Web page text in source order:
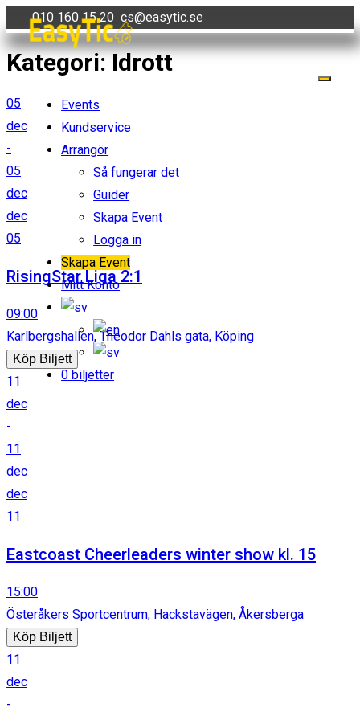
Skip
content
010 160 15 20 cs@easytic.se
Events
Kundservice
Arrangör
Så fungerar det
Guider
Skapa Event
Logga in
Skapa Event
Mitt Konto
0 biljetter
Kategori:Idrott
05
dec
-
05
dec
dec
05
RisingStar Liga 2:1
09:00
Karlbergshallen, Theodor Dahls gata, Köping
Köp Biljett
11
dec
-
11
dec
dec
11
Eastcoast Cheerleaders winter show kl. 15
15:00
Österåkers Sportcentrum, Hackstavägen, Åkersberga
Köp Biljett
11
dec
-